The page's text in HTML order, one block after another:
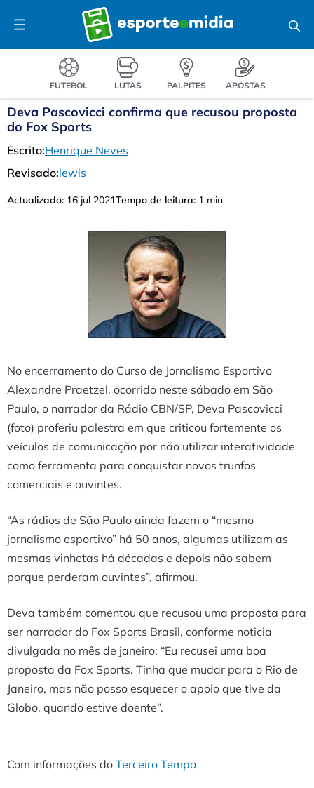
para
o
Menu
FUTEBOL LUTAS PALPITES APOSTAS
Deva Pascovicci confirma que recusou proposta
do Fox Sports
Escrito:Henrique Neves
Revisado:lewis
Actualizado: 16 jul 2021Tempo de leitura: 1 min
No encerramento do Curso de Jornalismo Esportivo
Alexandre Praetzel, ocorrido neste sábado em São
Paulo, o narrador da Rádio CBN/SP, Deva Pascovicci
(foto) proferiu palestra em que criticou fortemente os
veículos de comunicação por não utilizar interatividade
como ferramenta para conquistar novos trunfos
comerciais e ouvintes.
“As rádios de São Paulo ainda fazem o “mesmo
jornalismo esportivo” há 50 anos, algumas utilizam as
mesmas vinhetas há décadas e depois não sabem
porque perderam ouvintes”, afirmou.
Deva também comentou que recusou uma proposta para
ser narrador do Fox Sports Brasil, conforme noticia
divulgada no mês de janeiro: “Eu recusei uma boa
proposta da Fox Sports. Tinha que mudar para o Rio de
Janeiro, mas não posso esquecer o apoio que tive da
Globo, quando estive doente”.
Com informações do Terceiro Tempo